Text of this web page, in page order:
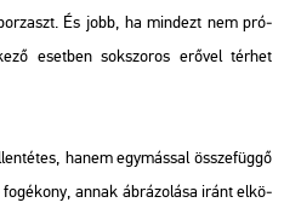
És jobb, ha mind­ezt nem pró­
eset­ben sok­szo­ros erő­vel tér­het
hanem egy­más­sal össze­füg­gő
annak áb­rá­zo­lá­sa iránt el­kö­